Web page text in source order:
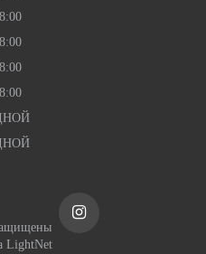
LightNet